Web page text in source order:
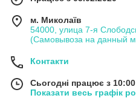
м. Миколаїв
54000, улица 7-я
(Самовывоза на данный
Контакти
Сьогодні працює з
Показати весь графік